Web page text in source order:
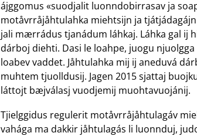
ájggomus «suodjalit luonndobirrasav ja
motåvrråjåhtulahka miehtsijn ja
jali mærrádus tjanádum láhkaj. Láhka gal ij
dárboj diehti. Dasi le loahpe, juogu
loabev vaddet. Jåhtulahka mij ij aneduvá
muhtem tjuolldusij. Jagen 2015 sjattaj
láttojt bæjválasj vuodjemij muohtavuojánij.
Tjielggidus regulerit motåvrråjåhtulagáv
vahága ma dakkir jåhtulagás li luonnduj,